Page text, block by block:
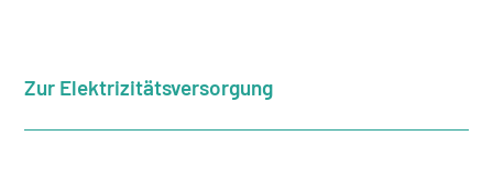
Zur Elektrizitätsversorgung